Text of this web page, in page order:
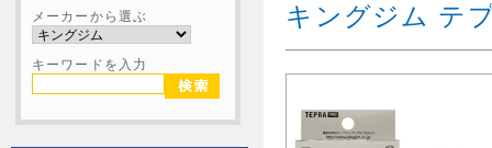
メーカーから選ぶ
キーワードを入力
キングジム テ